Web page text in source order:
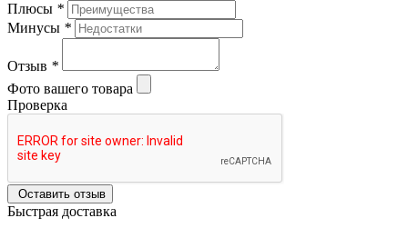
Плюсы *
Минусы *
Отзыв *
Фото вашего товара
Проверка
Оставить отзыв
Быстрая доставка